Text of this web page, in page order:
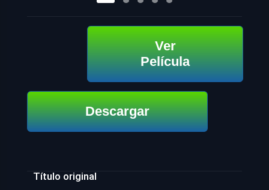
Ver
Película
Descargar
Título original